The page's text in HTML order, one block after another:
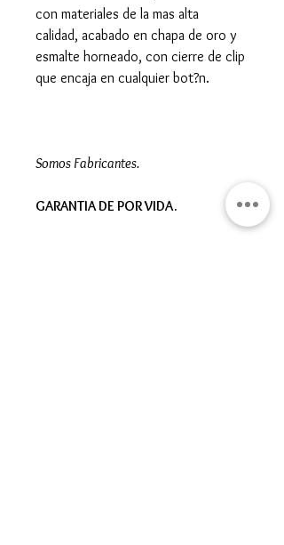
con materiales de la mas alta
calidad, acabado en chapa de oro y
esmalte horneado, con cierre de clip
que encaja en cualquier bot?n.
Somos Fabricantes.
GARANTIA DE POR VIDA.